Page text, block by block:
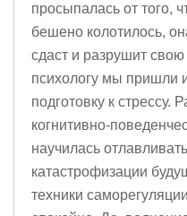
просыпалась от того,
бешено колотилось,
сдаст и разрушит
психологу мы пришли
подготовку к стрессу.
когнитивно-
научилась
катастрофизации
техники